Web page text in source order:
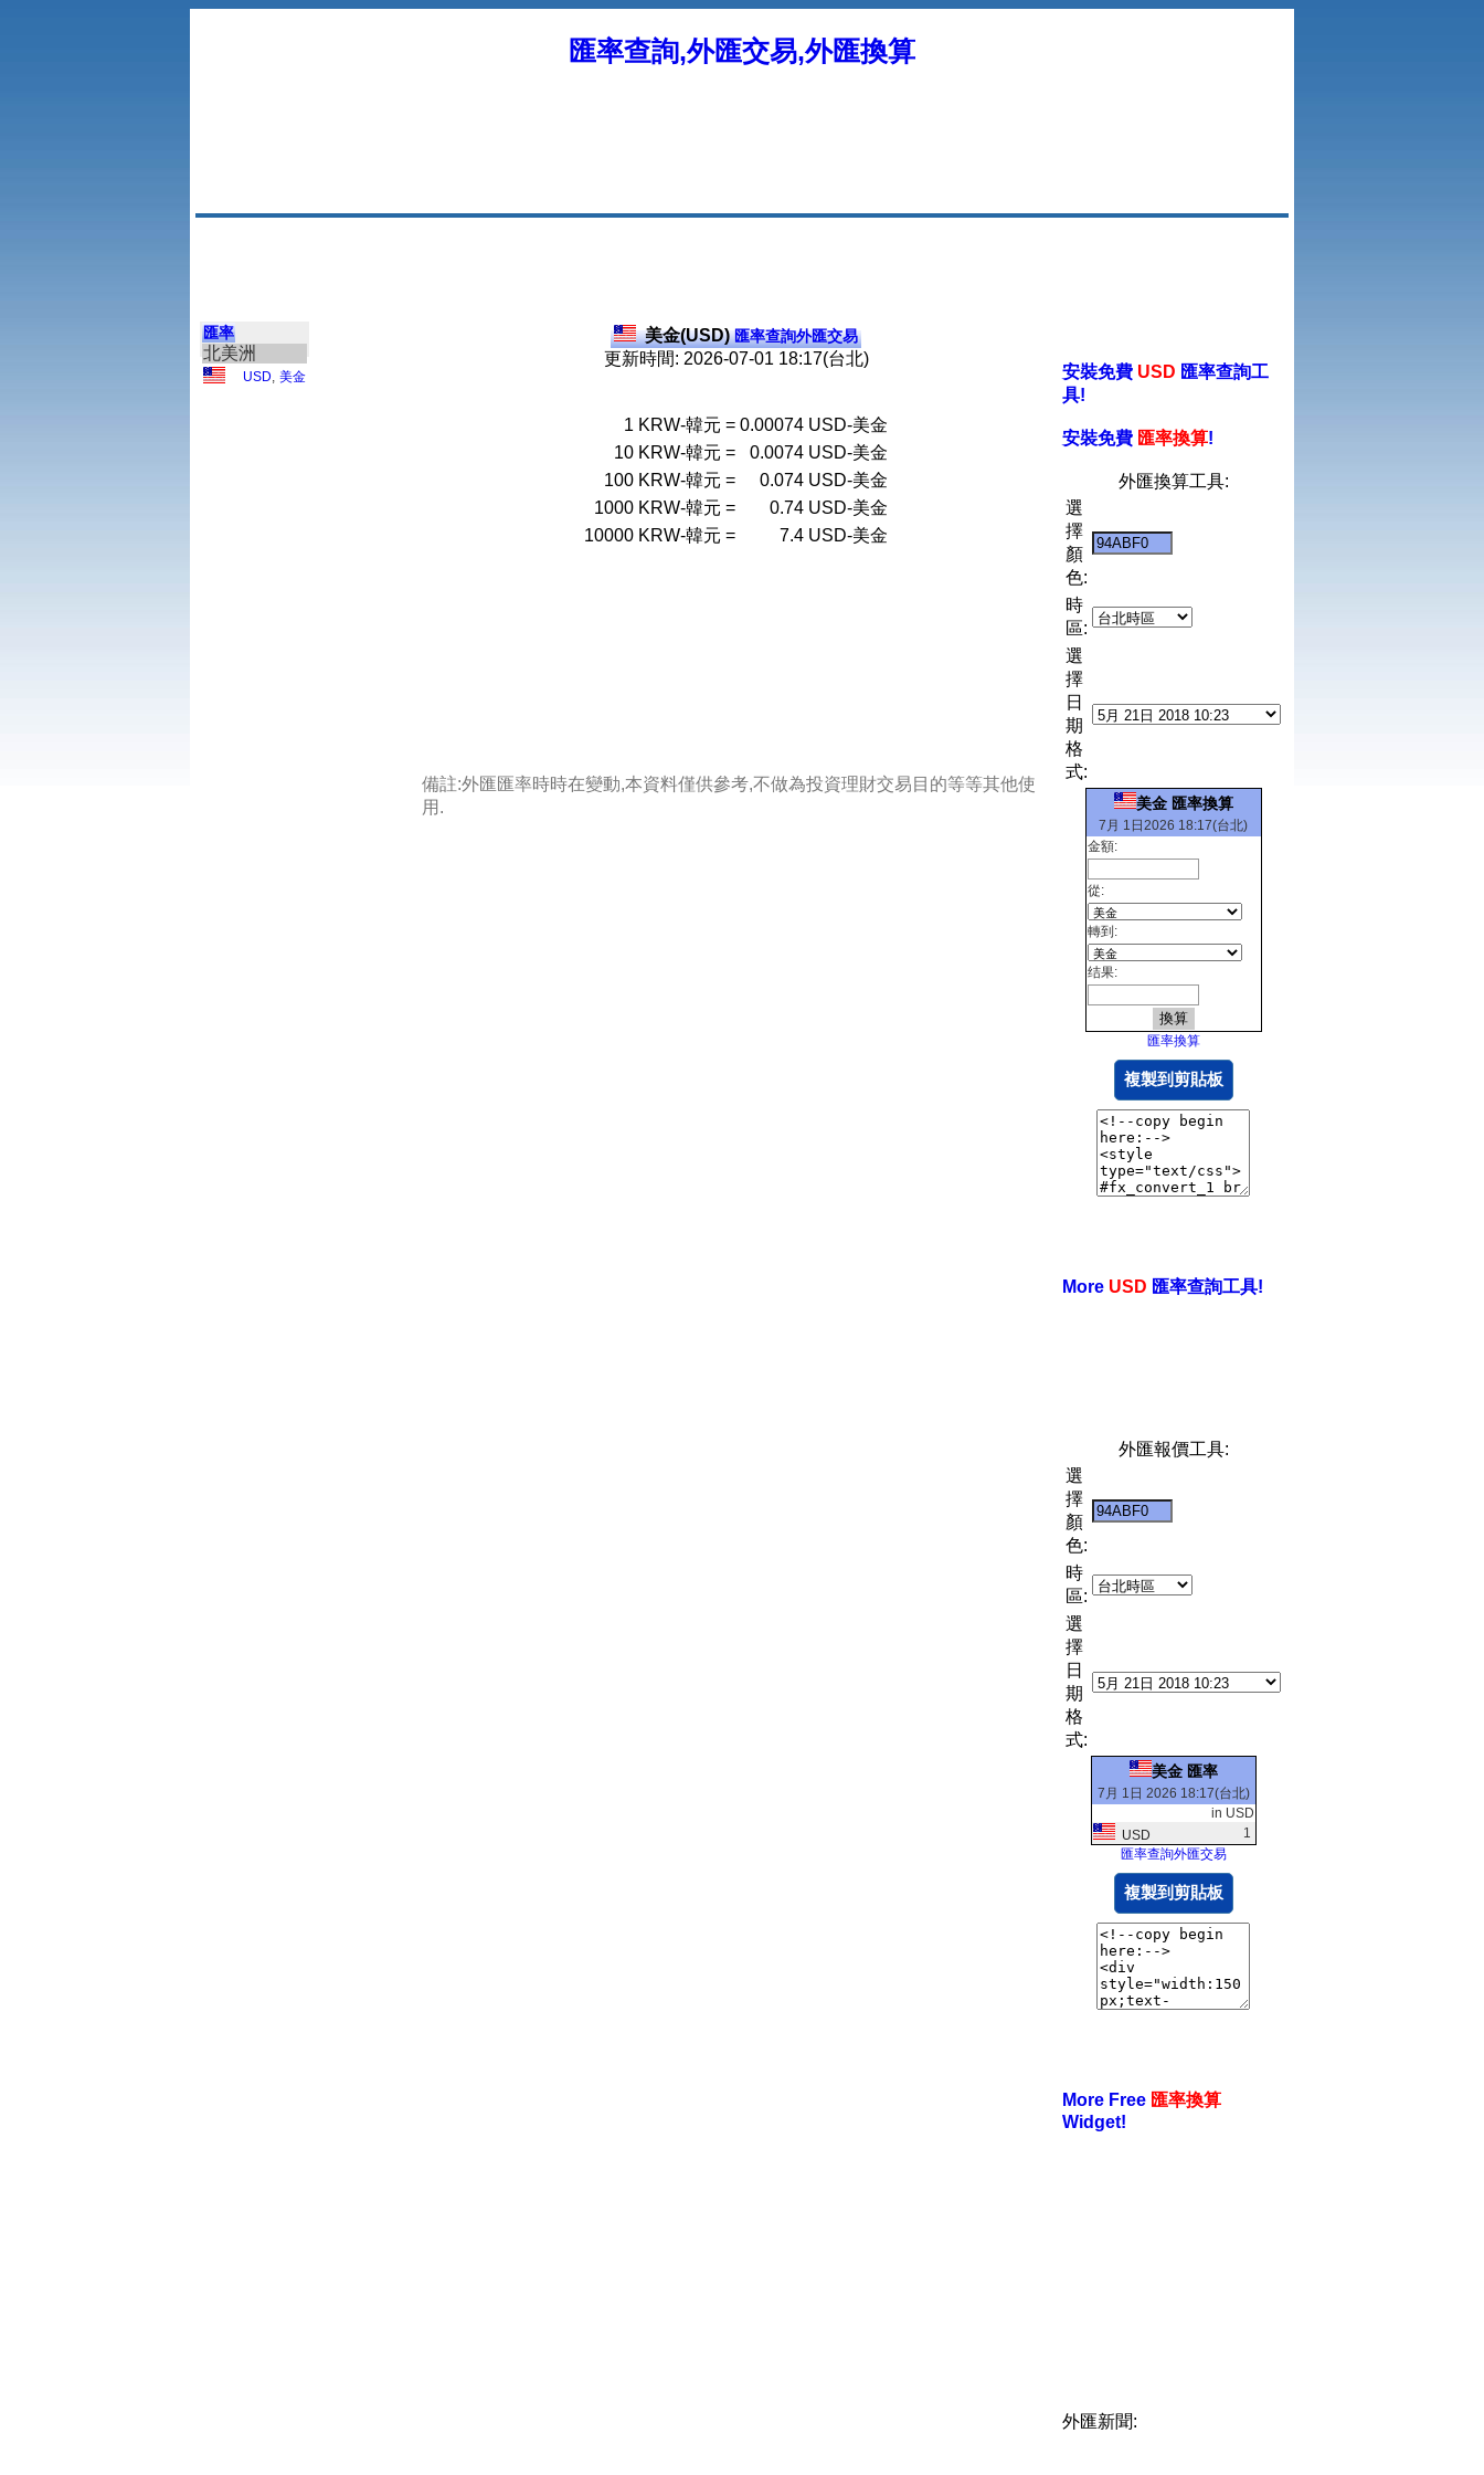
匯率查詢,外匯交易,外匯換算
匯率
北美洲
USD 美金
美金(USD)匯率查詢外匯交易
更新時間: 2026-07-01 18:17(台北)
1 KRW-韓元 = 0.00074 USD-美金
10 KRW-韓元 = 0.0074 USD-美金
100 KRW-韓元 = 0.074 USD-美金
1000 KRW-韓元 = 0.74 USD-美金
10000 KRW-韓元 = 7.4 USD-美金
備註:外匯匯率時時在變動,本資料僅供參考,不做為投資理財交易目的等等其他使
用.
安裝免費 USD 匯率查詢工
具!
安裝免費 匯率換算!
外匯換算工具:
選
擇
顏
色:
時
區:
選
擇
日
期
格
式:
美金 匯率換算
7月 1日2026 18:17(台北)
金額:
從:
轉到:
结果:
匯率換算
複製到剪貼板
More USD 匯率查詢工具!
外匯報價工具:
選
擇
顏
色:
時
區:
選
擇
日
期
格
式:
美金 匯率
7月 1日 2026 18:17(台北)
in USD
USD
1
匯率查詢外匯交易
複製到剪貼板
More Free 匯率換算
Widget!
外匯新聞: